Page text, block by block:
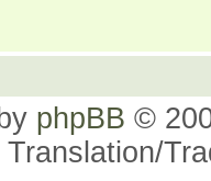
phpBB ©
Translation/